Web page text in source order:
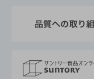
採用情報